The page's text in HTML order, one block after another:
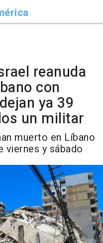
reanuda
con
ya 39
un militar
muerto en Líbano
viernes y sábado